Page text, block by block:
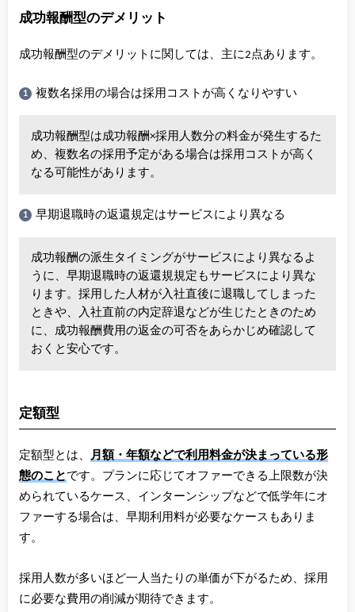
成功報酬型のデメリット
成功報酬型のデメリットに関しては、主に2点あります。
複数名採用の場合は採用コストが高くなりやすい
成功報酬型は成功報酬×採用人数分の料金が発生するた
め、複数名の採用予定がある場合は採用コストが高く
なる可能性があります。
早期退職時の返還規定はサービスにより異なる
成功報酬の派生タイミングがサービスにより異なるよ
うに、早期退職時の返還規規定もサービスにより異な
ります。採用した人材が入社直後に退職してしまった
ときや、入社直前の内定辞退などが生じたときのため
に、成功報酬費用の返金の可否をあらかじめ確認して
おくと安心です。
定額型
定額型とは、 月額・年額などで利用料金が決まっている形
態のことです。プランに応じてオファーできる上限数が決
められているケース、インターンシップなどで低学年にオ
ファーする場合は、早期利用料が必要なケースもありま
す。
採用人数が多いほど一人当たりの単価が下がるため、採用
に必要な費用の削減が期待できます。